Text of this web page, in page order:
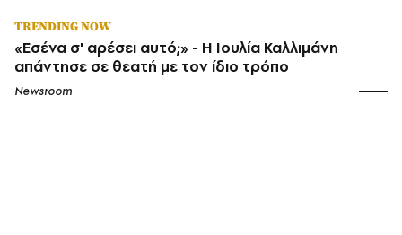
TRENDING NOW
«Εσένα σ' αρέσει αυτό;» - Η Ιουλία Καλλιμάνη
απάντησε σε θεατή με τον ίδιο τρόπο
Newsroom